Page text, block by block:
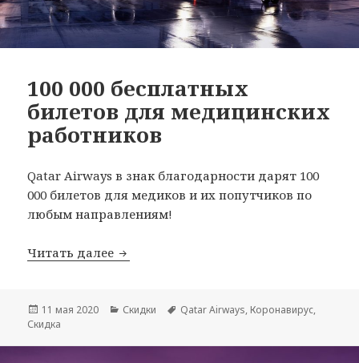
100 000 бесплатных
билетов для медицинских
работников
Qatar Airways в знак благодарности дарят 100
000 билетов для медиков и их попутчиков по
любым направлениям!
Читать далее 100 000 бесплатных билетов для
Опубликовано
11 мая 2020 Рубрики
Скидки Метки
Qatar Airways, Коронавирус,
Скидка